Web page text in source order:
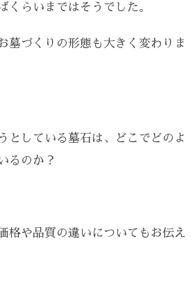
くらいまではそうでした。
墓づくりの形態も大きく変わりま
としている墓石は、どこでどのよ
るのか？
格や品質の違いについてもお伝え